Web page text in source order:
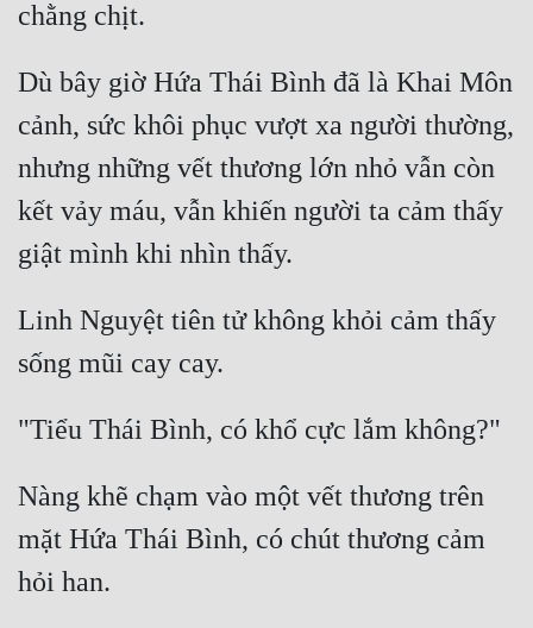
Phương Tây
Phản Phái
Quan Trường
Quân Sự
Sảng Văn
Sắc
Sủng
Thanh Xuân
Tiên Hiệp
Trinh Thám
Triều Đấu
Dù bây giờ Hứa Thái Bình đã là Khai Môn
cảnh, sức khôi phục vượt xa người thường,
nhưng những vết thương lớn nhỏ vẫn còn
kết vảy máu, vẫn khiến người ta cảm thấy
Linh Nguyệt tiên tử không khỏi cảm thấy
Nàng khẽ chạm vào một vết thương trên
mặt Hứa Thái Bình, có chút thương cảm